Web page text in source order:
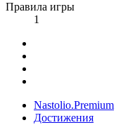
Правила игры
1
Nastolio.Premium
Достижения